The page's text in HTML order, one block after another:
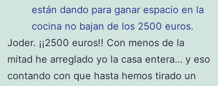
están dando para ganar espacio en la
cocina no bajan de los 2500 euros.
Joder. ¡¡2500 euros!! Con menos de la
mitad he arreglado yo la casa entera… y eso
contando con que hasta hemos tirado un